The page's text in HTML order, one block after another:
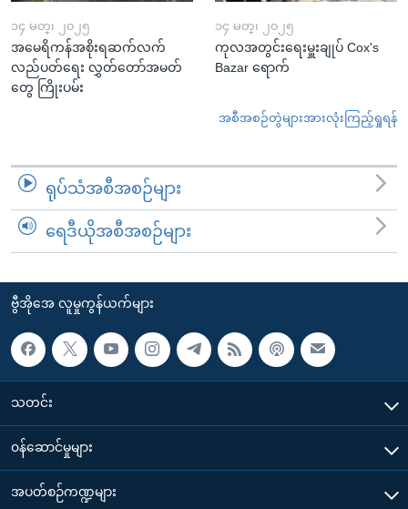
၁၄ မတ္၊ ၂၀၂၅
အမေရိကန်အစိုးရဆက်လက်
လည်ပတ်ရေး လွှတ်တော်အမတ်
တွေ ကြိုးပမ်း
၁၄ မတ္၊ ၂၀၂၅
ကုလအတွင်းရေးမှူးချုပ် Cox's
Bazar ရောက်
အစီအစဉ်တွဲများအားလုံးကြည့်ရှုရန်
ရုပ်သံအစီအစဉ်များ
ရေဒီယိုအစီအစဉ်များ
ဗွီအိုအေ လူမှုကွန်ယက်များ
သတင်း
၀န်ဆောင်မှုများ
အပတ်စဉ်ကဏ္ဍများ